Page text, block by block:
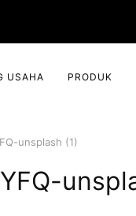
USAHA PRODUK
unsplash (1)